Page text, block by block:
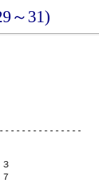
～31)